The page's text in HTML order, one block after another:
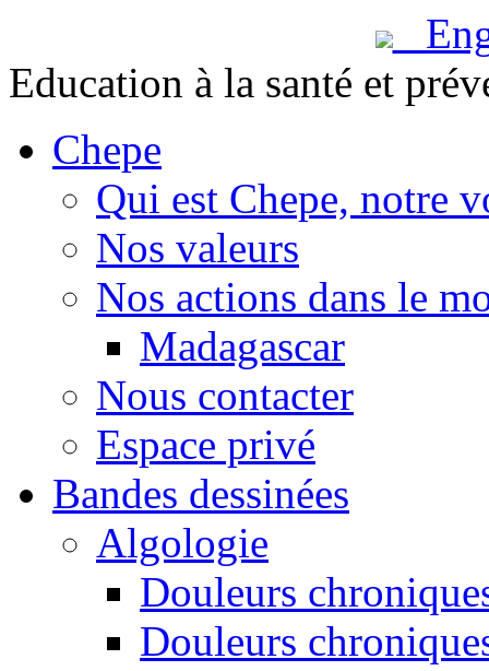
Education à la santé et
Chepe
Qui est Chepe, notre
Nos valeurs
Nos actions dans le
Madagascar
Nous contacter
Espace privé
Bandes dessinées
Algologie
Douleurs
Douleurs